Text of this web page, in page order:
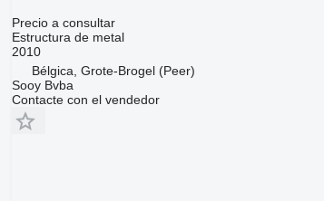
Precio a consultar
Estructura de metal
2010
Bélgica, Grote-Brogel (Peer)
Sooy Bvba
Contacte con el vendedor